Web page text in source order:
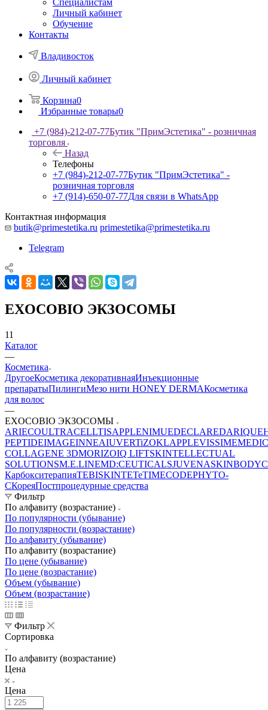
Специалистам
Личный кабинет
Обучение
Контакты
Владивосток
Личный кабинет
Корзина0
Избранные товары0
+7 (984)-212-07-77Бутик "ПримЭстетика" - розничная
торговля
Назад
Телефоны
+7 (984)-212-07-77Бутик "ПримЭстетика" -
розничная торговля
+7 (914)-650-07-77Для связи в WhatsApp
Контактная информация
butik@primestetika.ru primestetika@primestetika.ru
Telegram
EXOCOBIO ЭКЗОСОМЫ
11
Каталог
—
Косметика
ДругоеКосметика декоративнаяИнъекционные
препаратыПилингиМезо нити HONEY DERMAКосметика
для волос
—
EXOCOBIO ЭКЗОСОМЫ
ARIECOULTRACELLTISAPPLENIMUEDECLAREDARIQUE
PEPTIDEIMAGEINNEAIUVERTiZOKLAPPLEVISSIME
COLLAGENE 3DMORIZOIQ LIFTSKINTELLECTUAL
SOLUTIONSM.E.LINEMD:CEUTICALSJUVENASKINBODY
КарбокситерапияTEBISKINTETeTIMECODEPHYTO-
CКореяПостпроцедурные средства
Фильтр
По алфавиту (возрастание)
По популярности (убывание)
По популярности (возрастание)
По алфавиту (убывание)
По алфавиту (возрастание)
По цене (убывание)
По цене (возрастание)
Объем (убывание)
Объем (возрастание)
Фильтр
Сортировка
По алфавиту (возрастание)
Цена
Цена